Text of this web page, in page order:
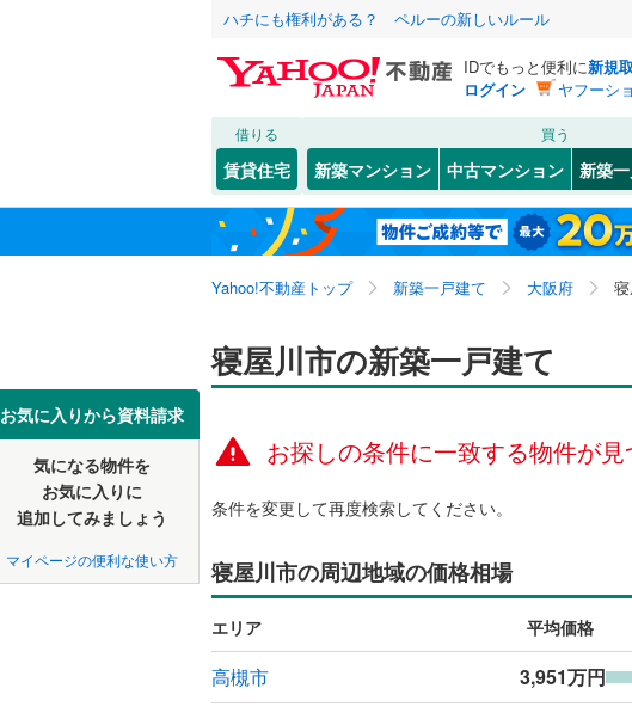
ハチにも権利がある？ ペルーの新しいルール
IDでもっと便利に新規
ログイン
ヤフーシ
借りる
賃貸住宅
買う
新築マンション 中古マンション 新築
Yahoo!不動産トップ 新築一戸建て 大阪府
お気に入りから資料請求
気になる物件を
お気に入りに
追加してみましょう
マイページの便利な使い方
寝屋川市の新築一戸建て
お探しの条件に一致する物件が
条件を変更して再度検索してください。
寝屋川市の周辺地域の価格相場
エリア 平均価格
高槻市 3,951万円
北海道 北海道
東北 青森 岩手
関東 東京 神奈川
信越・北陸 新潟
四国 徳島 香川
佐賀
大阪市 都島区(4)
西淀川区(21)
淀川区
11)
港区(4)
東成区(9)
中央区
(1 )
堺市 堺区(40)
)
35)
池田本町(2)
音羽町(7)
菅相塚町(1)
国松町(2)
寿町(1)
高柳 (
緑町(1)
JR 東海道本線（JR西日本
桜島線(0)
阪和線(0)
おおさか東線(0
地下鉄 OsakaMetro長堀鶴見緑
OsakaMetro谷町線(0)
OsakaMetro千日前線(
私鉄・その他 近鉄大阪線
近鉄けいはんな線(0)
京阪交野線(0)
阪急千里線(0)
こだわり条件 設備
床暖房（0）
駐車場2台以上（0）
ＴＶモニタ付インタ
配置、向き、建ち方、日
前道6m以上 （ ）
リビングダイニング
構造・規模・施工・品質
この検索
大阪